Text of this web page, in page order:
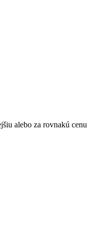
alebo za rovnakú